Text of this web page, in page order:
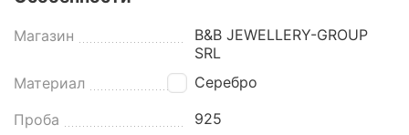
Магазин
B&B JEWELLERY-GROUP
SRL
Материал
Серебро
Проба 925